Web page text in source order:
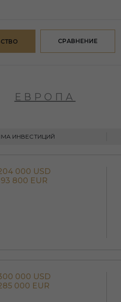
СРАВНЕНИЕ
ЕВРОПА
ИНВЕСТИЦИЙ
000 USD
800 EUR
000 USD
000 EUR